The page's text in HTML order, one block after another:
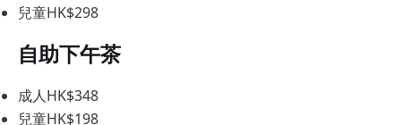
兒童HK$298
自助下午茶
成人HK$348
兒童HK$198